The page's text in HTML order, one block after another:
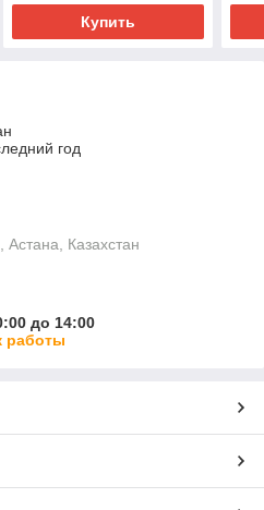
Купить
год
Казахстан
до 14:00
работы